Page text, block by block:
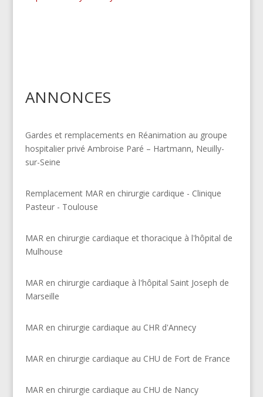
ANNONCES
Gardes et remplacements en Réanimation au groupe
hospitalier privé Ambroise Paré – Hartmann, Neuilly-
sur-Seine
Remplacement MAR en chirurgie cardique - Clinique
Pasteur - Toulouse
MAR en chirurgie cardiaque et thoracique à l'hôpital de
Mulhouse
MAR en chirurgie cardiaque à l'hôpital Saint Joseph de
Marseille
MAR en chirurgie cardiaque au CHR d'Annecy
MAR en chirurgie cardiaque au CHU de Fort de France
MAR en chirurgie cardiaque au CHU de Nancy